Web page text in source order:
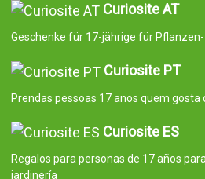
Curiosite AT
Geschenke für 17-jährige für
Curiosite PT
Prendas pessoas 17 anos quem
Curiosite ES
Regalos para personas de 17 años
jardinería